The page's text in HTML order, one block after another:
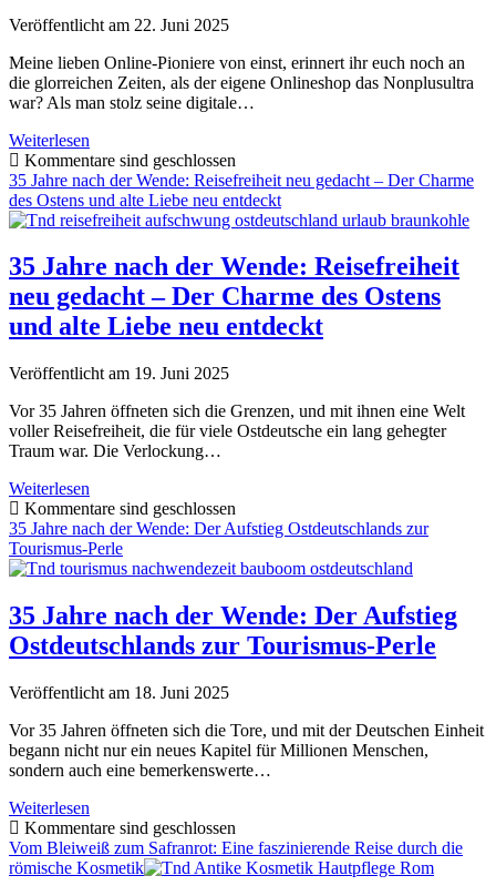
Heimatliebe?
Veröffentlicht am 22. Juni 2025
Meine lieben Online-Pioniere von einst, erinnert ihr euch noch an
die glorreichen Zeiten, als der eigene Onlineshop das Nonplusultra
war? Als man stolz seine digitale…
Weiterlesen
goldene
Käfig
der
Dienstleister:
Onlinehändler
sich
mit
„Helfern“
strangulierten
wer
Ende
lachte)
Kommentare sind geschlossen
35 Jahre nach der Wende: Reisefreiheit neu gedacht – Der Charme
des Ostens und alte Liebe neu entdeckt
35 Jahre nach der Wende: Reisefreiheit
neu gedacht – Der Charme des Ostens
und alte Liebe neu entdeckt
Veröffentlicht am 19. Juni 2025
Vor 35 Jahren öffneten sich die Grenzen, und mit ihnen eine Welt
voller Reisefreiheit, die für viele Ostdeutsche ein lang gehegter
Traum war. Die Verlockung…
Weiterlesen
Jahre
nach
der
Wende:
gedacht
–
Charme
Ostens
und
alte
entdeckt
Kommentare sind geschlossen
35 Jahre nach der Wende: Der Aufstieg Ostdeutschlands zur
Tourismus-Perle
35 Jahre nach der Wende: Der Aufstieg
Ostdeutschlands zur Tourismus-Perle
Veröffentlicht am 18. Juni 2025
Vor 35 Jahren öffneten sich die Tore, und mit der Deutschen Einheit
begann nicht nur ein neues Kapitel für Millionen Menschen,
sondern auch eine bemerkenswerte…
Weiterlesen
Jahre
nach
der
Kommentare sind geschlossen
Vom Bleiweiß zum Safranrot: Eine faszinierende Reise durch die
römische Kosmetik